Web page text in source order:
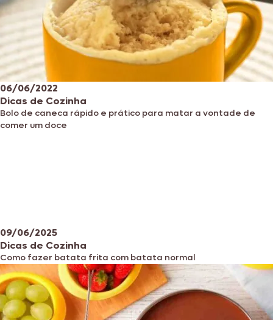
06/06/2022
Dicas de Cozinha
Bolo de caneca rápido e prático para matar a vontade de
comer um doce
09/06/2025
Dicas de Cozinha
Como fazer batata frita com batata normal